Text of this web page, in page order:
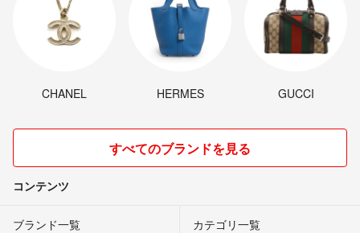
CHANEL HERMES GUCCI
すべてのブランドを見る
コンテンツ
ブランド一覧 カテゴリ一覧